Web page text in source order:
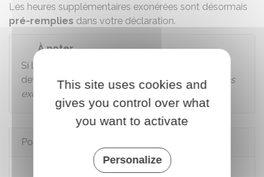
Les heures supplémentaires exonérées sont désormais
pré-remplies dans votre déclaration.
À noter
Si les montants ne sont pas pré-remplis, vous
devez les indiquer (ligne Heures supplémentaires
exonérées
Pour en savoir plus
Brochure pratique 2025 - Déclaration des
This site uses cookies and
gives you control over what
you want to activate
Personalize